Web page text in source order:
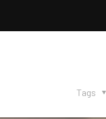
Tags